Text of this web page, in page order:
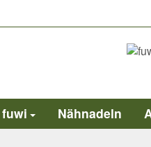
Nähnadeln